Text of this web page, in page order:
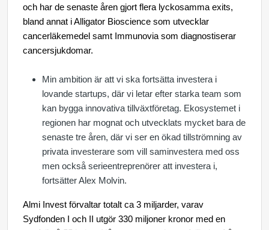
och har de senaste åren gjort flera lyckosamma exits,
bland annat i Alligator Bioscience som utvecklar
cancerläkemedel samt Immunovia som diagnostiserar
cancersjukdomar.
Min ambition är att vi ska fortsätta investera i
lovande startups, där vi letar efter starka team som
kan bygga innovativa tillväxtföretag. Ekosystemet i
regionen har mognat och utvecklats mycket bara de
senaste tre åren, där vi ser en ökad tillströmning av
privata investerare som vill saminvestera med oss
men också serieentreprenörer att investera i,
fortsätter Alex Molvin.
Almi Invest förvaltar totalt ca 3 miljarder, varav
Sydfonden I och II utgör 330 miljoner kronor med en